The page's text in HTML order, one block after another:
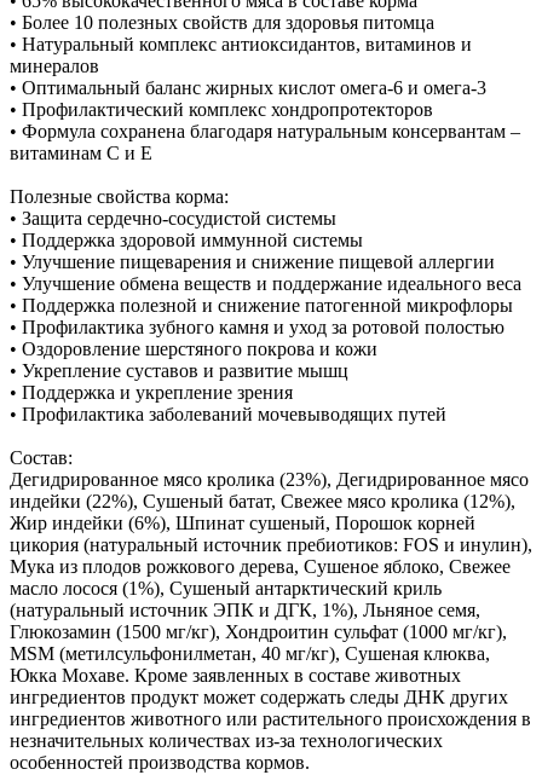
• Более 10 полезных свойств для здоровья питомца
• Натуральный комплекс антиоксидантов, витаминов и
минералов
• Оптимальный баланс жирных кислот омега-6 и омега-3
• Профилактический комплекс хондропротекторов
• Формула сохранена благодаря натуральным консервантам –
витаминам C и E
Полезные свойства корма:
• Защита сердечно-сосудистой системы
• Поддержка здоровой иммунной системы
• Улучшение пищеварения и снижение пищевой аллергии
• Улучшение обмена веществ и поддержание идеального веса
• Поддержка полезной и снижение патогенной микрофлоры
• Профилактика зубного камня и уход за ротовой полостью
• Оздоровление шерстяного покрова и кожи
• Укрепление суставов и развитие мышц
• Поддержка и укрепление зрения
• Профилактика заболеваний мочевыводящих путей
Состав:
Дегидрированное мясо кролика (23%), Дегидрированное мясо
индейки (22%), Сушеный батат, Свежее мясо кролика (12%),
Жир индейки (6%), Шпинат сушеный, Порошок корней
цикория (натуральный источник пребиотиков: FOS и инулин),
Мука из плодов рожкового дерева, Сушеное яблоко, Свежее
масло лосося (1%), Сушеный антарктический криль
(натуральный источник ЭПК и ДГК, 1%), Льняное семя,
Глюкозамин (1500 мг/кг), Хондроитин сульфат (1000 мг/кг),
MSM (метилсульфонилметан, 40 мг/кг), Сушеная клюква,
Юкка Мохаве. Кроме заявленных в составе животных
ингредиентов продукт может содержать следы ДНК других
ингредиентов животного или растительного происхождения в
незначительных количествах из-за технологических
особенностей производства кормов.